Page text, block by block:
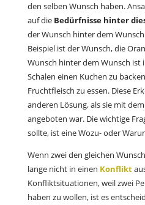
den selben Wunsch haben.
auf die Bedürfnisse hinter
der Wunsch hinter dem
Beispiel ist der Wunsch, die
Wunsch hinter dem Wunsch ist
Schalen einen Kuchen zu
Fruchtfleisch zu essen. Diese
anderen Lösung, als sie mit
angeboten war. Die wichtige
sollte, ist eine Wozu- oder
Wenn zwei den gleichen
lange nicht in einen Konflikt
Konfliktsituationen, weil zwei
haben zu wollen, ist es